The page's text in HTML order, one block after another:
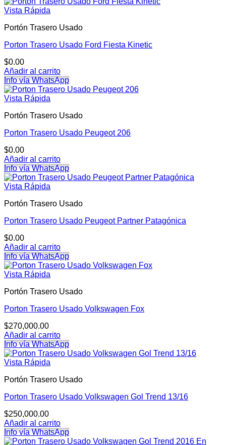
Vista Rápida
Portón Trasero Usado
Porton Trasero Usado Ford Fiesta Kinetic
$0.00
Añadir al carrito
Info vía WhatsApp
Vista Rápida
Portón Trasero Usado
Porton Trasero Usado Peugeot 206
$0.00
Añadir al carrito
Info vía WhatsApp
Vista Rápida
Portón Trasero Usado
Porton Trasero Usado Peugeot Partner Patagónica
$0.00
Añadir al carrito
Info vía WhatsApp
Vista Rápida
Portón Trasero Usado
Porton Trasero Usado Volkswagen Fox
$270,000.00
Añadir al carrito
Info vía WhatsApp
Vista Rápida
Portón Trasero Usado
Porton Trasero Usado Volkswagen Gol Trend 13/16
$250,000.00
Añadir al carrito
Info vía WhatsApp